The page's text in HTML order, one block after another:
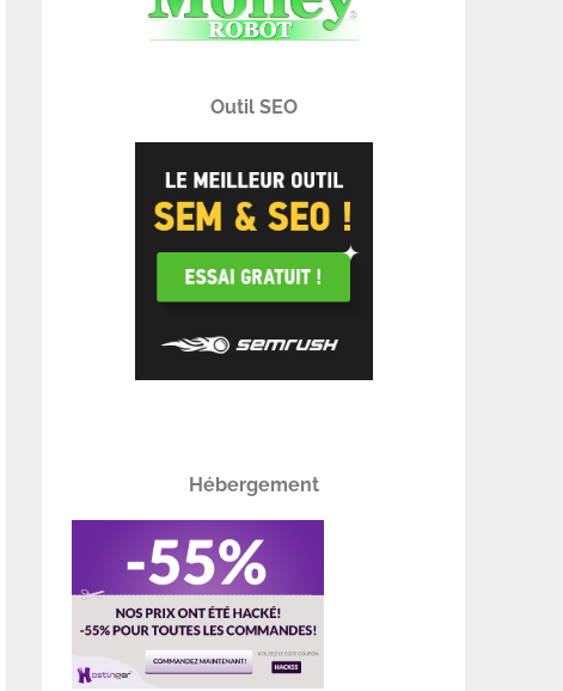
Outil SEO
Hébergement